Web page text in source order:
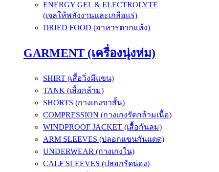
ENERGY GEL & ELECTROLYTE
(เจลให้พลังงานและเกลือแร่)
DRIED FOOD (อาหารตากแห้ง)
GARMENT (เครื่องนุ่งห่ม)
SHIRT (เสื้อวิ่งมีแขน)
TANK (เสื้อกล้าม)
SHORTS (กางเกงขาสั้น)
COMPRESSION (กางเกงรัดกล้ามเนื้อ)
WINDPROOF JACKET (เสื้อกันลม)
ARM SLEEVES (ปลอกแขนกันแดด)
UNDERWEAR (กางเกงใน)
CALF SLEEVES (ปลอกรัดน่อง)